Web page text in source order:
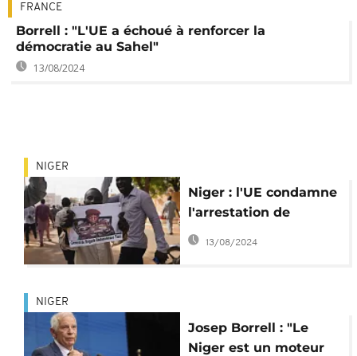
FRANCE
Borrell : "L'UE a échoué à renforcer la
démocratie au Sahel"
13/08/2024
NIGER
Niger : l'UE condamne
l'arrestation de
ministres par les
putschistes
13/08/2024
NIGER
Josep Borrell : "Le
Niger est un moteur